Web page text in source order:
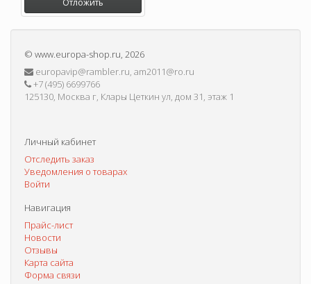
Отложить
© www.europa-shop.ru, 2026
europavip@rambler.ru, am2011@ro.ru
+7 (495) 6699766
125130, Москва г, Клары Цеткин ул, дом 31, этаж 1
Личный кабинет
Отследить заказ
Уведомления о товарах
Войти
Навигация
Прайс-лист
Новости
Отзывы
Карта сайта
Форма связи